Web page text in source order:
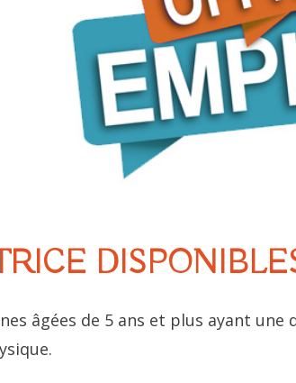
âgées de 5 ans et plus ayant